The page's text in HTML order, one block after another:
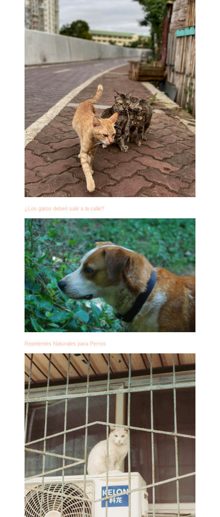
¿Los gatos deben salir a la calle?
Repelentes Naturales para Perros